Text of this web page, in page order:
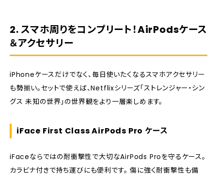
2. スマホ周りをコンプリート！AirPodsケース
＆アクセサリー
iPhoneケースだけでなく、毎日使いたくなるスマホアクセサリー
も勢揃い。セットで使えば、Netflixシリーズ「ストレンジャー・シン
グス 未知の世界」の世界観をより一層楽しめます。
iFace First Class AirPods Pro ケース
iFaceならではの耐衝撃性で大切なAirPods Proを守るケース。
カラビナ付きで持ち運びにも便利です。 傷に強く耐衝撃性も備